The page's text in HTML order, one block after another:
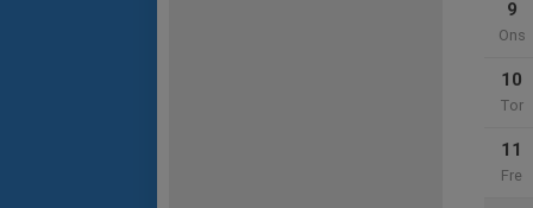
9
Ons
10
Tor
11
Fre